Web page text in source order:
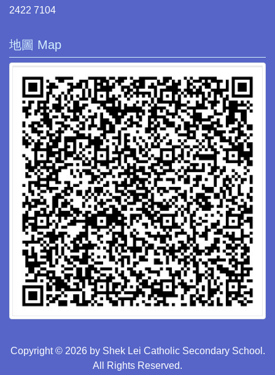
2422 7104
地圖 Map
Copyright © 2026 by Shek Lei Catholic Secondary School.
All Rights Reserved.